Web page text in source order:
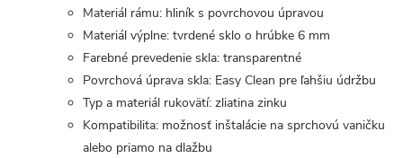
Materiál rámu: hliník s povrchovou úpravou
Materiál výplne: tvrdené sklo o hrúbke 6 mm
Farebné prevedenie skla: transparentné
Povrchová úprava skla: Easy Clean pre ľahšiu údržbu
Typ a materiál rukovätí: zliatina zinku
Kompatibilita: možnosť inštalácie na sprchovú vaničku
alebo priamo na dlažbu